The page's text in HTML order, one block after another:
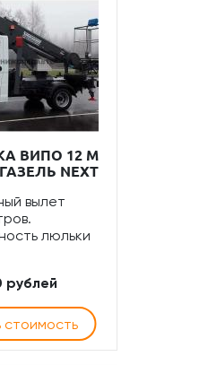
ВИПО 12 М
NEXT
вылет
люльки
рублей
стоимость